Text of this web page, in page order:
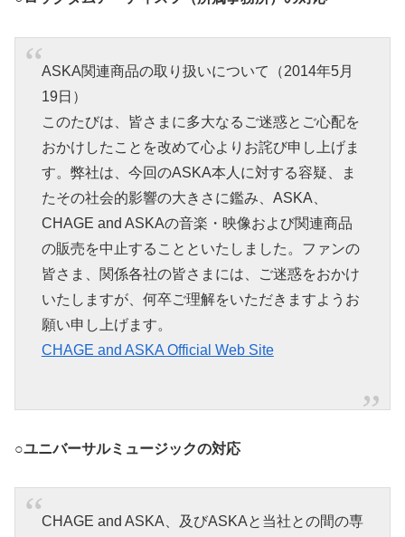
ASKA関連商品の取り扱いについて（2014年5月
19日）
このたびは、皆さまに多大なるご迷惑とご心配を
おかけしたことを改めて心よりお詫び申し上げま
す。弊社は、今回のASKA本人に対する容疑、ま
たその社会的影響の大きさに鑑み、ASKA、
CHAGE and ASKAの音楽・映像および関連商品
の販売を中止することといたしました。ファンの
皆さま、関係各社の皆さまには、ご迷惑をおかけ
いたしますが、何卒ご理解をいただきますようお
願い申し上げます。
CHAGE and ASKA Official Web Site
○ユニバーサルミュージックの対応
CHAGE and ASKA、及びASKAと当社との間の専